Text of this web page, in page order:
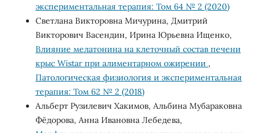
экспериментальная терапия: Том 64 № 2 (2020)
Светлана Викторовна Мичурина, Дмитрий
Викторович Васендин, Ирина Юрьевна Ищенко,
Влияние мелатонина на клеточный состав печени
крыс Wistar при алиментарном ожирении ,
Патологическая физиология и экспериментальная
терапия: Том 62 № 2 (2018)
Альберт Рузилевич Хакимов, Альбина Мубараковна
Фёдорова, Анна Ивановна Лебедева,